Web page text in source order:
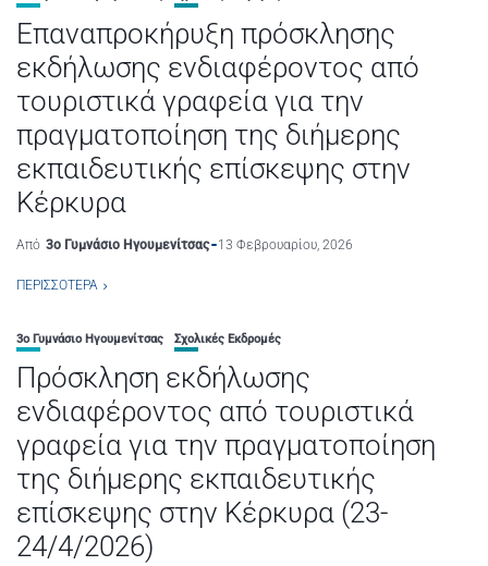
Επαναπροκήρυξη πρόσκλησης
εκδήλωσης ενδιαφέροντος από
τουριστικά γραφεία για την
πραγματοποίηση της διήμερης
εκπαιδευτικής επίσκεψης στην
Κέρκυρα
Από 3ο Γυμνάσιο Ηγουμενίτσας 13 Φεβρουαρίου, 2026
ΠΕΡΙΣΣΌΤΕΡΑ
3ο Γυμνάσιο Ηγουμενίτσας Σχολικές Εκδρομές
Πρόσκληση εκδήλωσης
ενδιαφέροντος από τουριστικά
γραφεία για την πραγματοποίηση
της διήμερης εκπαιδευτικής
επίσκεψης στην Κέρκυρα (23-
24/4/2026)